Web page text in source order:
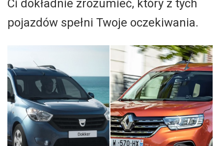
Ci dokładnie zrozumieć, który z tych
pojazdów spełni Twoje oczekiwania.